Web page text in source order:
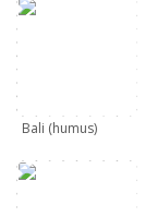
Bali (humus)